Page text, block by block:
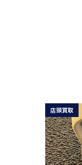
店頭買取